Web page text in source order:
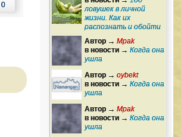
ловушек в личной
жизни. Как их
распознать и обойти
Автор → Mpak
в новости → Когда она
ушла
Автор → oybekt
в новости → Когда она
ушла
Автор → Mpak
в новости → Когда она
ушла
0